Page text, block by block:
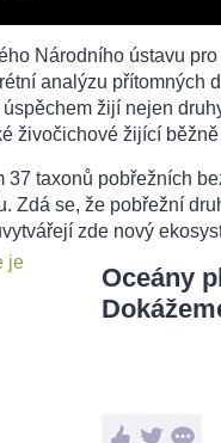
Národního ústavu
analýzu přítomných
žijí nejen
živočichové žijící
taxonů pobřežních
Zdá se, že pobřežní
zde nový
Oceány